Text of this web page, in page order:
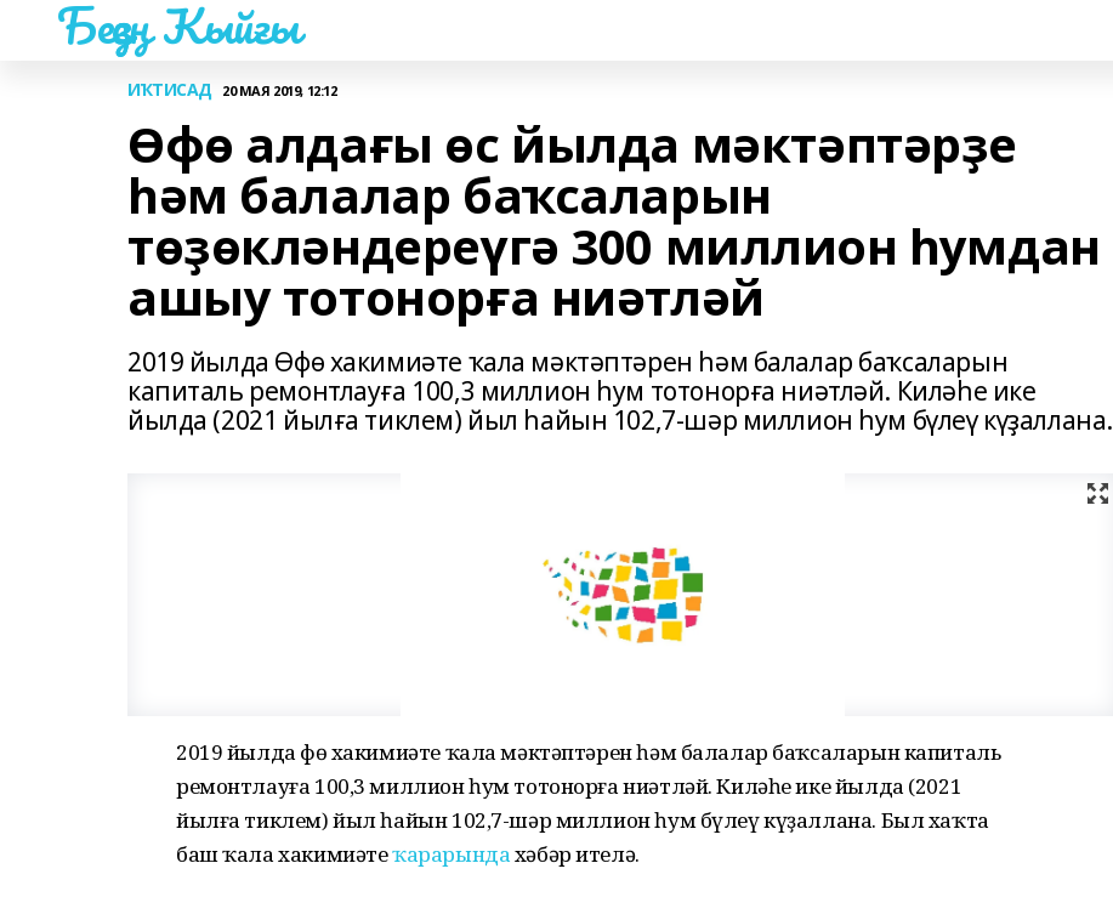
Беҙҙең Ҡыйғы
ИҠТИСАД 20 МАЯ 2019, 12:12
Өфө алдағы өс йылда мәктәптәрҙе
һәм балалар баҡсаларын
төҙөкләндереүгә 300 миллион һумдан
ашыу тотонорға ниәтләй
2019 йылда Өфө хакимиәте ҡала мәктәптәрен һәм балалар баҡсаларын
капиталь ремонтлауға 100,3 миллион һум тотонорға ниәтләй. Киләһе ике
йылда (2021 йылға тиклем) йыл һайын 102,7-шәр миллион һум бүлеү күҙаллана.
2019 йылда Өфө хакимиәте ҡала мәктәптәрен һәм балалар баҡсаларын капиталь
ремонтлауға 100,3 миллион һум тотонорға ниәтләй. Киләһе ике йылда (2021
йылға тиклем) йыл һайын 102,7-шәр миллион һум бүлеү күҙаллана. Был хаҡта
баш ҡала хакимиәтеҡарарындахәбәр ителә.